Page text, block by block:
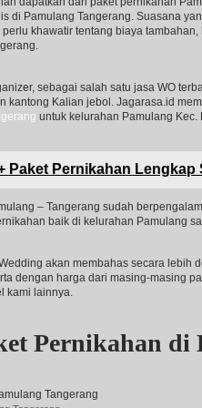
di Pamulang Tangerang. Suasana
khawatir tentang biaya
sebagai salah satu jasa WO
kantong Kalian jebol. Jagarasa.id
untuk kelurahan Pamulang Kec.
Paket Pernikahan Lengkap
– Tangerang sudah
baik di kelurahan Pamulang
akan membahas secara lebih
dengan harga dari masing-masing
kami lainnya.
Pernikahan di